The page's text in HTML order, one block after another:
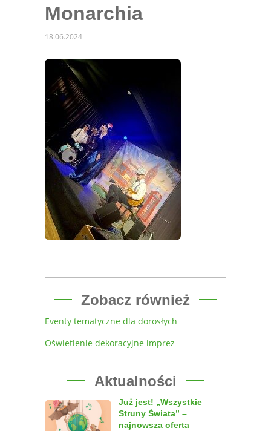
Monarchia
18.06.2024
Zobacz również
Eventy tematyczne dla dorosłych
Oświetlenie dekoracyjne imprez
Aktualności
Już jest! „Wszystkie
Struny Świata” –
najnowsza oferta